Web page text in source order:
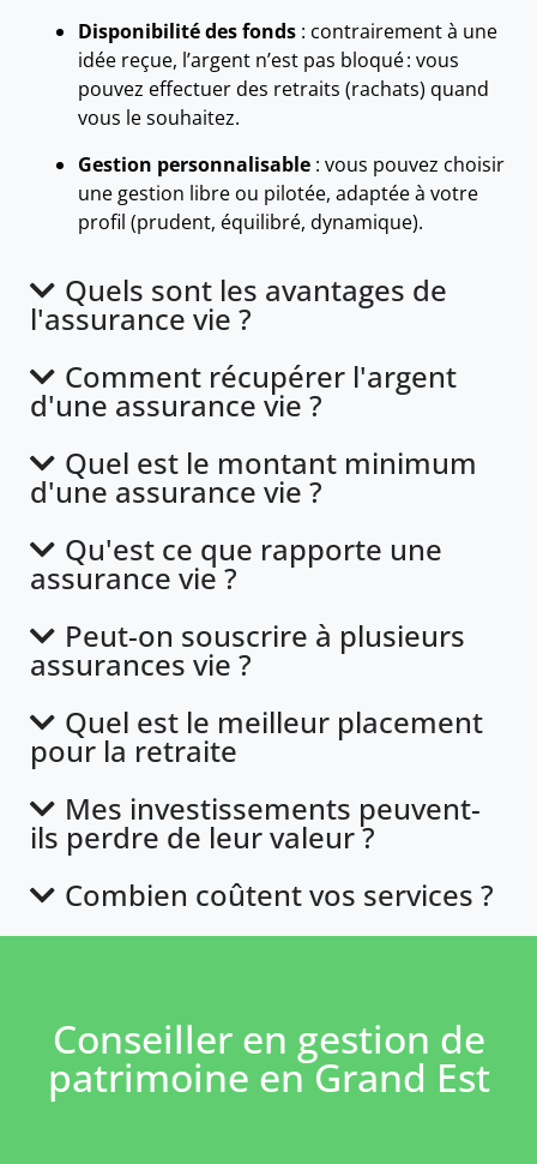
Disponibilité des fonds : contrairement à une
idée reçue, l’argent n’est pas bloqué : vous
pouvez effectuer des retraits (rachats) quand
vous le souhaitez.
Gestion personnalisable : vous pouvez choisir
une gestion libre ou pilotée, adaptée à votre
profil (prudent, équilibré, dynamique).
Quels sont les avantages de
l'assurance vie ?
Comment récupérer l'argent
d'une assurance vie ?
Quel est le montant minimum
d'une assurance vie ?
Qu'est ce que rapporte une
assurance vie ?
Peut-on souscrire à plusieurs
assurances vie ?
Quel est le meilleur placement
pour la retraite
Mes investissements peuvent-
ils perdre de leur valeur ?
Combien coûtent vos services ?
Conseiller en gestion de
patrimoine en Grand Est